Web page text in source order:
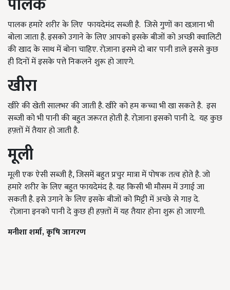
पालक हमारे शरीर के लिए फायदेमंद सब्ज़ी है. जिसे गुणों का खज़ाना भी
बोला जाता है. इसको उगाने के लिए आपको इसके बीजों को अच्छी क्वालिटी
की खाद के साथ में बोना चाहिए. रोज़ाना इसमे दो बार पानी डाले इससे कुछ
ही दिनों में इसके पत्ते निकलने शुरू हो जाएगे.
खीरा
खीरे की खेती सालभर की जाती है. खीरे को हम कच्चा भी खा सकते है. इस
सब्ज़ी को भी पानी की बहुत जरूरत होती है. रोज़ाना इसको पानी दे. यह कुछ
हफ़्तों में तैयार हो जाती है.
मूली
मूली एक ऐसी सब्ज़ी है, जिसमें बहुत प्रचुर मात्रा में पोषक तत्व होते है. जो
हमारे शरीर के लिए बहुत फायदेमंद है. यह किसी भी मौसम में उगाई जा
सकती है. इसे उगाने के लिए इसके बीजों को मिट्टी में अच्छे से गाड़ दे.
रोज़ाना इनको पानी दे कुछ ही हफ़्तों में यह तैयार होना शुरू हो जाएगी.
मनीशा शर्मा,कृषि जागरण